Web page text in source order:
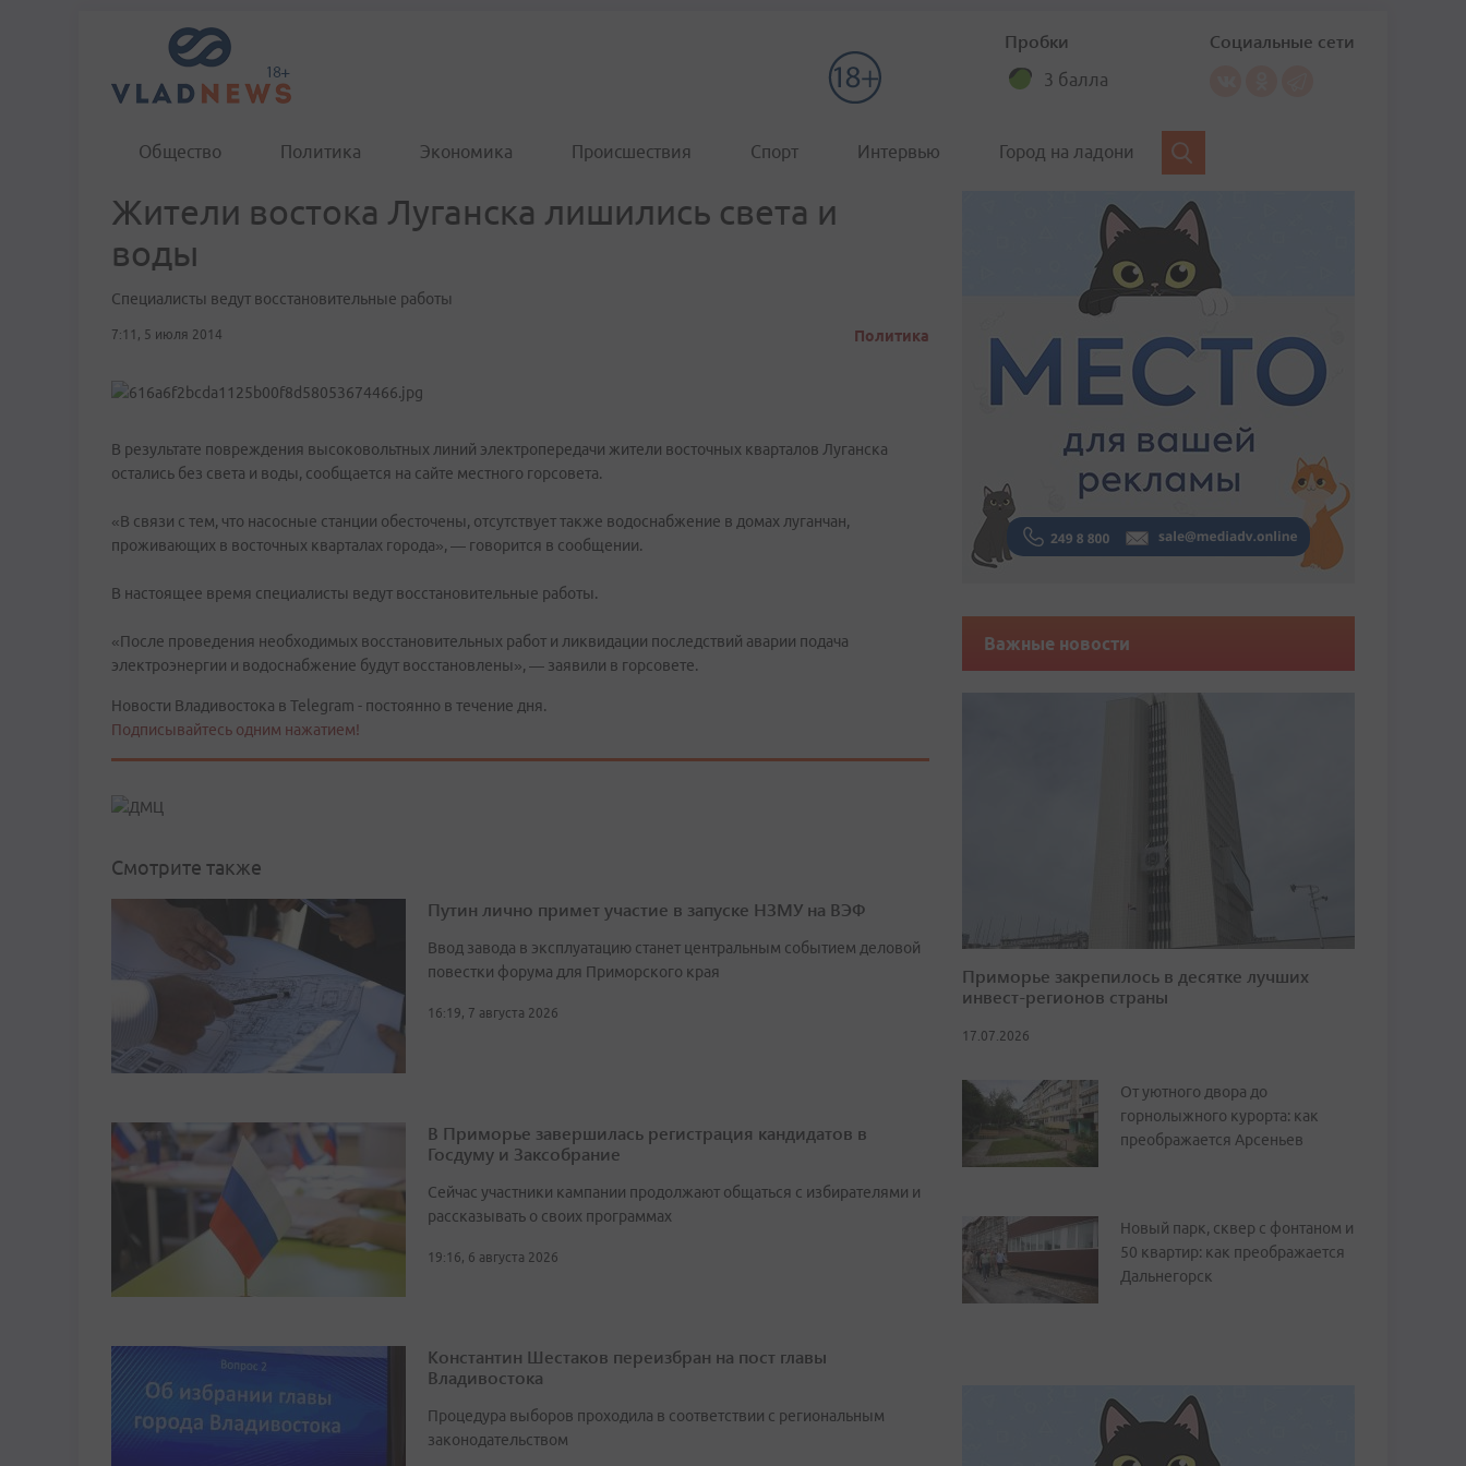
Пробки
3 балла
Социальные сети
Общество Политика Экономика Происшествия Спорт Интервью Город на ладони
Жители востока Луганска лишились света и
воды
Специалисты ведут восстановительные работы
7:11, 5 июля 2014 Политика
В результате повреждения высоковольтных линий электропередачи жители восточных кварталов Луганска
остались без света и воды, сообщается на сайте местного горсовета.
«В связи с тем, что насосные станции обесточены, отсутствует также водоснабжение в домах луганчан,
проживающих в восточных кварталах города», — говорится в сообщении.
В настоящее время специалисты ведут восстановительные работы.
«После проведения необходимых восстановительных работ и ликвидации последствий аварии подача
электроэнергии и водоснабжение будут восстановлены», — заявили в горсовете.
Новости Владивостока в Telegram - постоянно в течение дня.
Подписывайтесь одним нажатием!
Смотрите также
Путин лично примет участие в запуске НЗМУ на ВЭФ
Ввод завода в эксплуатацию станет центральным событием деловой
повестки форума для Приморского края
16:19, 7 августа 2026
В Приморье завершилась регистрация кандидатов в
Госдуму и Заксобрание
Сейчас участники кампании продолжают общаться с избирателями и
рассказывать о своих программах
19:16, 6 августа 2026
Константин Шестаков переизбран на пост главы
Владивостока
Процедура выборов проходила в соответствии с региональным
законодательством
Важные новости
Приморье закрепилось в десятке лучших
инвест-регионов страны
17.07.2026
От уютного двора до
горнолыжного курорта: как
преображается Арсеньев
Новый парк, сквер с фонтаном и
50 квартир: как преображается
Дальнегорск